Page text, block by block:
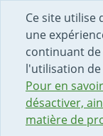
Ce site utilise
une
continuant de
l'utilisation de
Pour en
désactiver,
matière de
DÉBUT DU
ACCÈS AU
PAGE
FORMULAIRE